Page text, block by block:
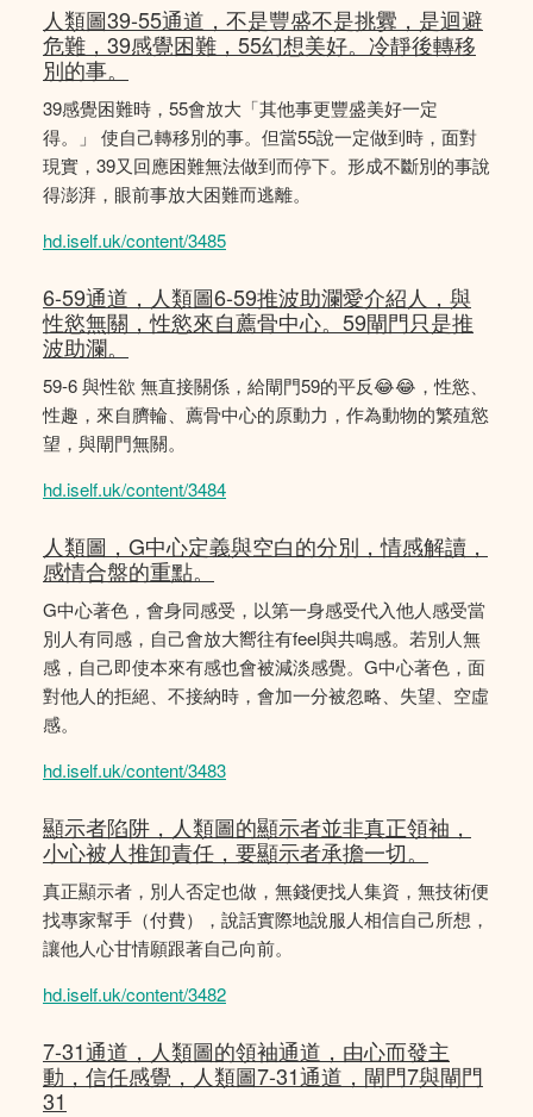
人類圖39-55通道，不是豐盛不是挑釁，是迴避
危難，39感覺困難，55幻想美好。冷靜後轉移
別的事。
39感覺困難時，55會放大「其他事更豐盛美好一定
得。」 使自己轉移別的事。但當55說一定做到時，面對
現實，39又回應困難無法做到而停下。形成不斷別的事說
得澎湃，眼前事放大困難而逃離。
hd.iself.uk/content/3485
6-59通道，人類圖6-59推波助瀾愛介紹人，與
性慾無關，性慾來自薦骨中心。59閘門只是推
波助瀾。
59-6 與性欲 無直接關係，給閘門59的平反😂😂，性慾、
性趣，來自臍輪、薦骨中心的原動力，作為動物的繁殖慾
望，與閘門無關。
hd.iself.uk/content/3484
人類圖，G中心定義與空白的分別，情感解讀，
感情合盤的重點。
G中心著色，會身同感受，以第一身感受代入他人感受當
別人有同感，自己會放大嚮往有feel與共鳴感。若別人無
感，自己即使本來有感也會被減淡感覺。G中心著色，面
對他人的拒絕、不接納時，會加一分被忽略、失望、空虛
感。
hd.iself.uk/content/3483
顯示者陷阱，人類圖的顯示者並非真正領袖，
小心被人推卸責任，要顯示者承擔一切。
真正顯示者，別人否定也做，無錢便找人集資，無技術便
找專家幫手（付費），說話實際地說服人相信自己所想，
讓他人心甘情願跟著自己向前。
hd.iself.uk/content/3482
7-31通道，人類圖的領袖通道，由心而發主
動，信任感覺，人類圖7-31通道，閘門7與閘門
31